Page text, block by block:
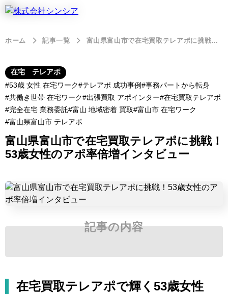
ホーム 記事一覧 富山県富山市で在宅買取テレアポに挑戦！53歳女性のアポ率倍増インタビュー
在宅 テレアポ
53歳 女性 在宅ワーク
テレアポ 成功事例
事務パートから転身
共働き世帯 在宅ワーク
出張買取 アポインター 在宅買取テレアポ
完全在宅 業務委託 富山 地域密着 買取
富山市 在宅ワーク
富山県富山市 テレアポ
富山県富山市で在宅買取テレアポに挑戦！
53歳女性のアポ率倍増インタビュー
記事の内容
在宅買取テレアポで輝く53歳女性